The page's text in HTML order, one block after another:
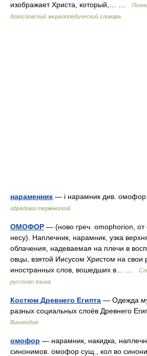
изображает Христа, который,… …
богословский энциклопедический словарь
нараменник — і нарамник див.
обрядової термінології
ОМОФОР — (ново греч. omophorion,
несу). Наплечник, нарамник, узка
облачения, надеваемая на плечи в
овцы, взятой Иисусом Христом на свои
иностранных слов, вошедших в… …
русского языка
Костюм Древнего Египта — Одежда
разных социальных слоёв Древнего
Википедия
омофор — нарамник, накидка,
синонимов. омофор сущ., кол во